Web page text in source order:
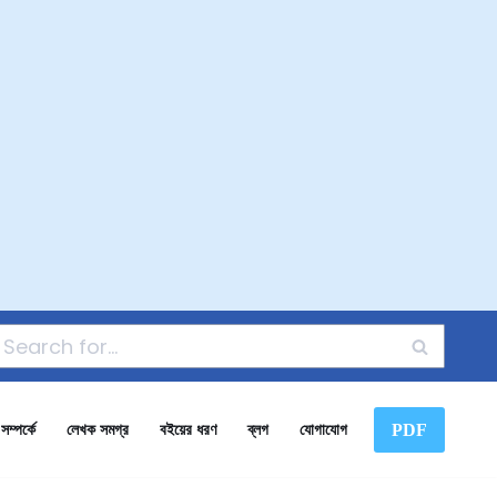
লেখক সমগ্র বইয়ের ধরণ ব্লগ যোগাযোগ PDF